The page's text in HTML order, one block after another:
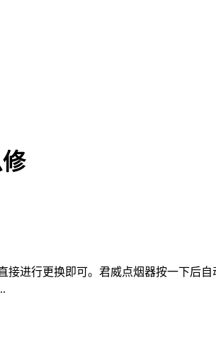
接进行更换即可。君威点烟器按一下后